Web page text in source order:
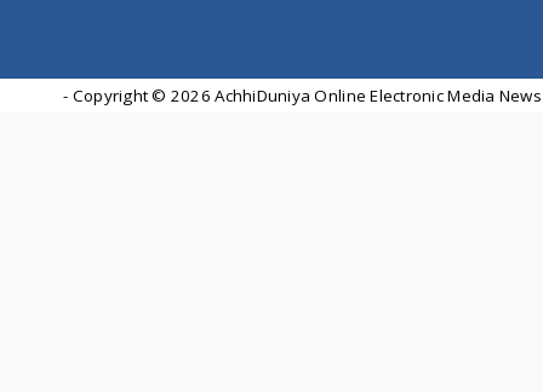
- Copyright © 2026 AchhiDuniya Online Electronic Media